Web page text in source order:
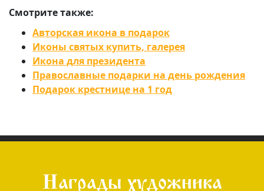
Смотрите также:
Авторская икона в подарок
Иконы святых купить, галерея
Икона для президента
Православные подарки на день рождения
Подарок крестнице на 1 год
Награды художника